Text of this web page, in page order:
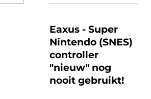
Eaxus - Super
Nintendo (SNES)
controller
"nieuw" nog
nooit gebruikt!